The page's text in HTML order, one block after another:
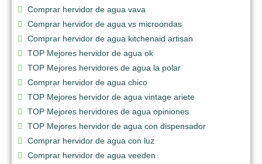
Comprar hervidor de agua vava
Comprar hervidor de agua vs microondas
Comprar hervidor de agua kitchenaid artisan
TOP Mejores hervidor de agua ok
TOP Mejores hervidores de agua la polar
Comprar hervidor de agua chico
TOP Mejores hervidor de agua vintage ariete
TOP Mejores hervidores de agua opiniones
TOP Mejores hervidor de agua con dispensador
Comprar hervidor de agua con luz
Comprar hervidor de agua veeden